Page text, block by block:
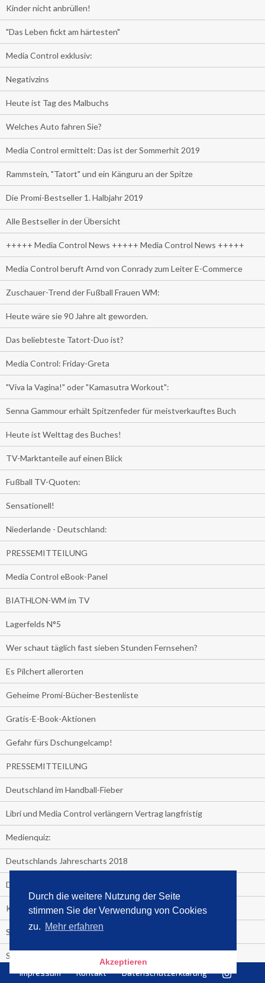
Durch die weitere Nutzung der Seite
stimmen Sie der Verwendung von Cookies
zu. Mehr erfahren
Akzeptieren
Kinder nicht anbrüllen!
"Das Leben fickt am härtesten"
Media Control exklusiv:
Negativzins
Heute ist Tag des Malbuchs
Welches Auto fahren Sie?
Media Control ermittelt: Das ist der Sommerhit 2019
Rammstein, "Tatort" und ein Känguru an der Spitze
Die Promi-Bestseller 1. Halbjahr 2019
Alle Bestseller in der Übersicht
+++++ Media Control News +++++ Media Control News +++++
Media Control beruft Arnd von Conrady zum Leiter E-Commerce
Zuschauer-Trend der Fußball Frauen WM:
Heute wäre sie 90 Jahre alt geworden.
Das beliebteste Tatort-Duo ist?
Media Control: Friday-Greta
"Viva la Vagina!" oder "Kamasutra Workout":
Senna Gammour erhält Spitzenfeder für meistverkauftes Buch
Heute ist Welttag des Buches!
TV-Marktanteile auf einen Blick
Fußball TV-Quoten:
Sensationell!
Niederlande - Deutschland:
PRESSEMITTEILUNG
Media Control eBook-Panel
BIATHLON-WM im TV
Lagerfelds N°5
Wer schaut täglich fast sieben Stunden Fernsehen?
Es Pilchert allerorten
Geheime Promi-Bücher-Bestenliste
Gratis-E-Book-Aktionen
Gefahr fürs Dschungelcamp!
PRESSEMITTEILUNG
Deutschland im Handball-Fieber
Libri und Media Control verlängern Vertrag langfristig
Medienquiz:
Deutschlands Jahrescharts 2018
Die TV-Quotenkönige 2018
KNV und Media Control verlängern vorzeitig Zusammenarbeit
STRENG VERTRAULICH
Streaming verändert TV?
Welcher TV-Sender hat seine Marktanteile seit 2013 vervierfacht?
Impressum Kontakt Datenschutzerklärung